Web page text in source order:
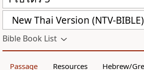
New Thai Version (NTV-BIBLE)
Bible Book List
Passage Resources Hebrew/